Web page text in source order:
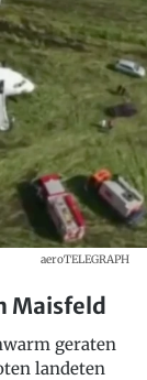
aeroTELEGRAPH
Maisfeld
geraten
landeten